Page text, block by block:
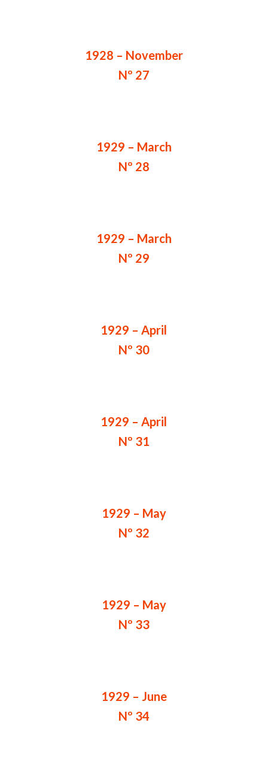
1928 – November
Nº 27
1929 – March
Nº 28
1929 – March
Nº 29
1929 – April
Nº 30
1929 – April
Nº 31
1929 – May
Nº 32
1929 – May
Nº 33
1929 – June
Nº 34